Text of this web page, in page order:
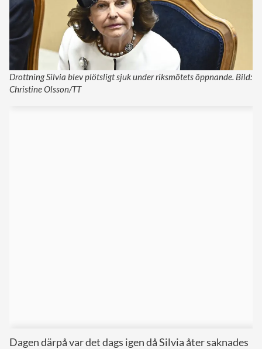
Drottning Silvia blev plötsligt sjuk under riksmötets öppnande. Bild:
Christine Olsson/TT
Dagen därpå var det dags igen då Silvia åter saknades